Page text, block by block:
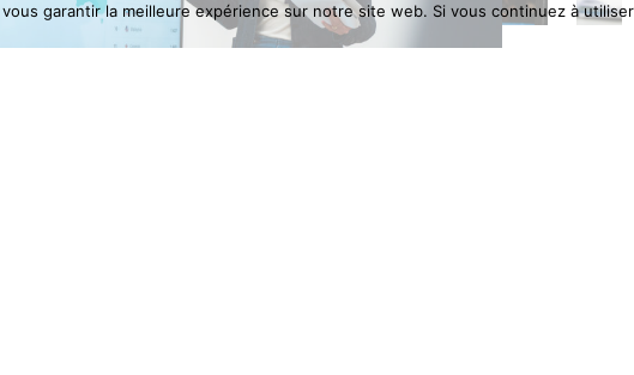
garantir la meilleure expérience sur notre site web. Si vous continuez à